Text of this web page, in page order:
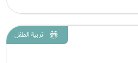
تربية الطفل